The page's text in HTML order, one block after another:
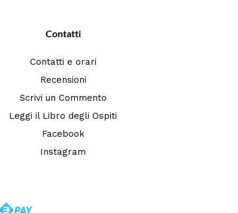
Contatti
Contatti e orari
Recensioni
Scrivi un Commento
Leggi il Libro degli Ospiti
Facebook
Instagram